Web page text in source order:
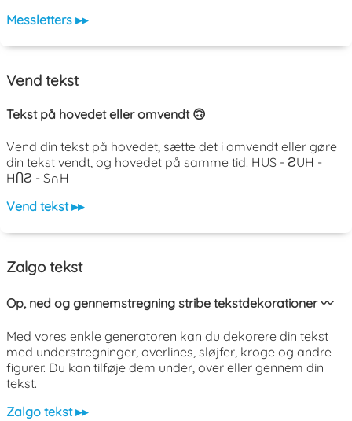
Messletters ▸▸
Vend tekst
Tekst på hovedet eller omvendt 🙃
Vend din tekst på hovedet, sætte det i omvendt eller gøre
din tekst vendt, og hovedet på samme tid! HUS - ƧUH -
HႶƧ - S∩H
Vend tekst ▸▸
Zalgo tekst
Op, ned og gennemstregning stribe tekstdekorationer 〰️
Med vores enkle generatoren kan du dekorere din tekst
med understregninger, overlines, sløjfer, kroge og andre
figurer. Du kan tilføje dem under, over eller gennem din
tekst.
Zalgo tekst ▸▸